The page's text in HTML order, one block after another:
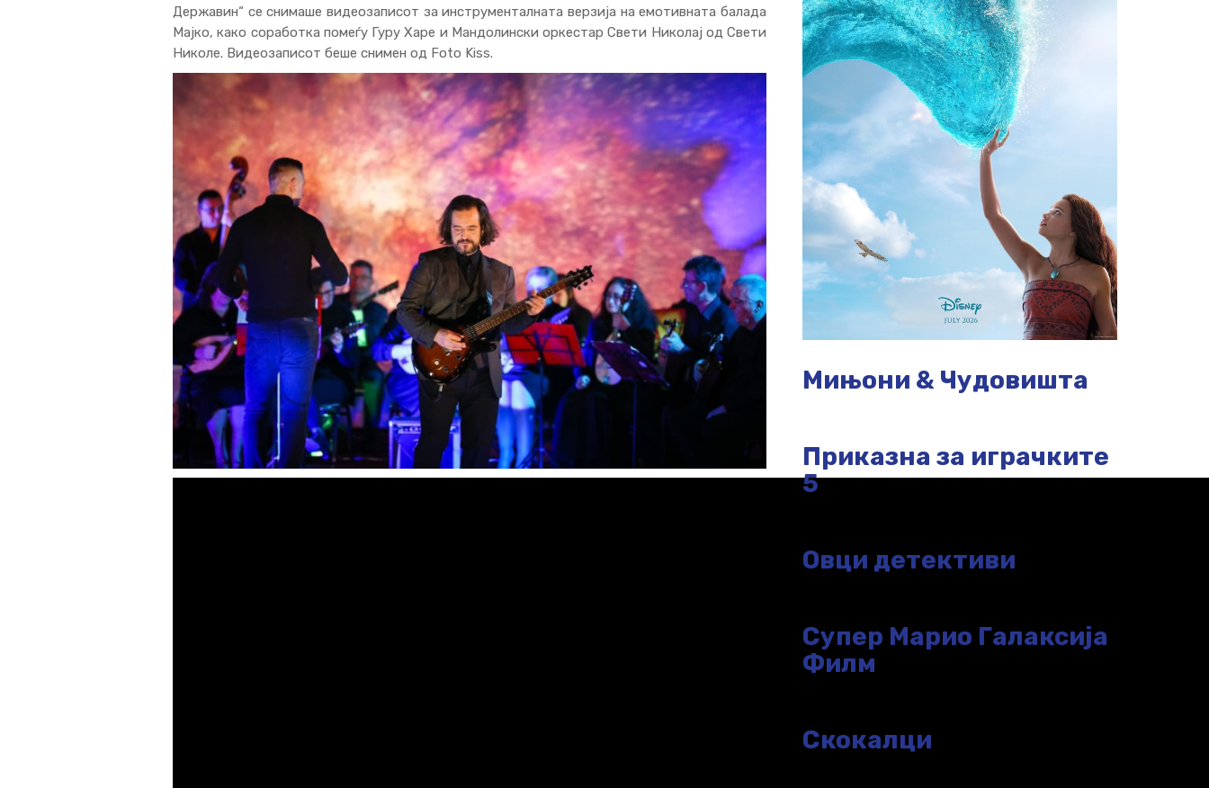
Державин“ се снимаше видеозаписот за инструменталната верзија на емотивната балада
Мајко, како соработка помеѓу Гуру Харе и Мандолински оркестар Свети Николај од Свети
Николе. Видеозаписот беше снимен од Foto Kiss.
Мињони & Чудовишта
Приказна за играчките
5
Овци детективи
Супер Марио Галаксија
Филм
Скокалци